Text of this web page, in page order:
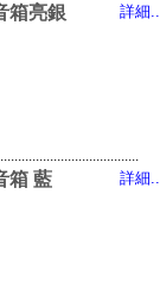
箱亮銀 詳細..
箱 藍 詳細..